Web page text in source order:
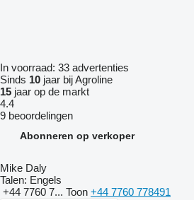
In voorraad: 33 advertenties
Sinds 10 jaar bij Agroline
15 jaar op de markt
4.4
9 beoordelingen
Abonneren op verkoper
Mike Daly
Talen: Engels
+44 7760 7... Toon +44 7760 778491